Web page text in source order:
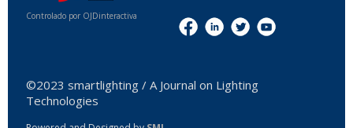
Controlado por OJDinteractiva
©2023 smartlighting / A Journal on Lighting
Technologies